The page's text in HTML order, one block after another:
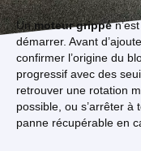
Unmoteur grippé
démarrer. Avant
confirmer l’origine du
progressif avec des
retrouver une rotation
possible, ou s’arrêter
panne récupérable en